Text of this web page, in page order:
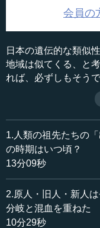
会員の
日本の遺伝的な類似
地域は似てくる、と
れば、必ずしもそう
に似ており、出雲は
するのだろう。（全
収録日：2018年9月
追加日：2019年4月
カテゴリー：
歴史・民族
≪全文≫
●ヤマト人の中に
1.人類の祖先たちの
の時期はいつ頃？
13分09秒
2.原人・旧人・新人
分岐と混血を重ねた
10分29秒